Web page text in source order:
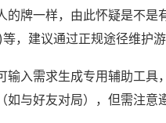
的牌一样，由此怀疑是不
，建议通过正规途径维护游
输入需求生成专用辅助工具
如与好友对局），但需注意